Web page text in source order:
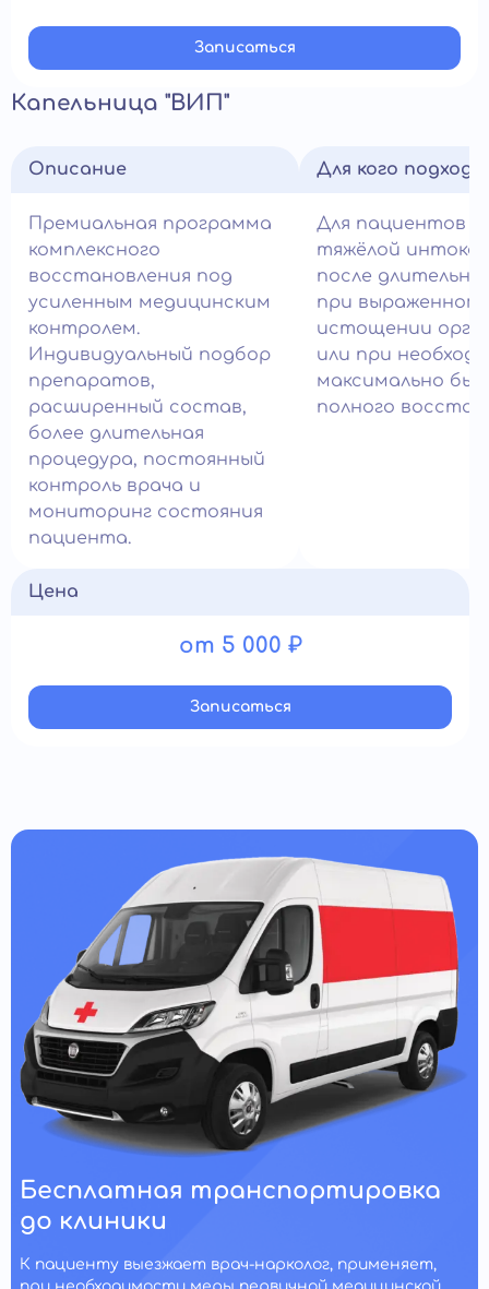
Записатьcя
Капельница "ВИП"
Описание
Премиальная программа
комплексного
восстановления под
усиленным медицинским
контролем.
Индивидуальный подбор
препаратов,
расширенный состав,
более длительная
процедура, постоянный
контроль врача и
мониторинг состояния
пациента.
Для кого
Для пациентов с
тяжёлой
после
при выраженном
истощении
или при
максимально
полного
Цена
от 5 000 ₽
Записатьcя
Бесплатная транспортировка
до клиники
К пациенту выезжает врач-нарколог, применяет,